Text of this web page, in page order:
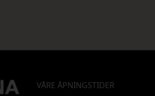
VÅRE ÅPNINGSTIDER